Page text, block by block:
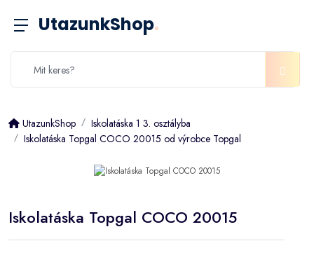
UtazunkShop.
UtazunkShop
Iskolatáska 1 3. osztályba
Iskolatáska Topgal COCO 20015 od výrobce Topgal
Iskolatáska Topgal COCO 20015